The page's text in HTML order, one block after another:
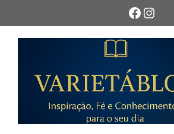
conteúdo